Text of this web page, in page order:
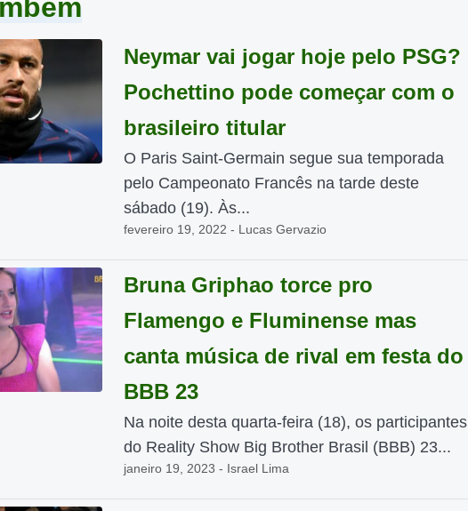
Neymar vai jogar hoje pelo PSG?
Pochettino pode começar com o
brasileiro titular
O Paris Saint-Germain segue sua temporada
pelo Campeonato Francês na tarde deste
sábado (19). Às...
fevereiro 19, 2022 - Lucas Gervazio
Bruna Griphao torce pro
Flamengo e Fluminense mas
canta música de rival em festa do
BBB 23
Na noite desta quarta-feira (18), os participantes
do Reality Show Big Brother Brasil (BBB) 23...
janeiro 19, 2023 - Israel Lima